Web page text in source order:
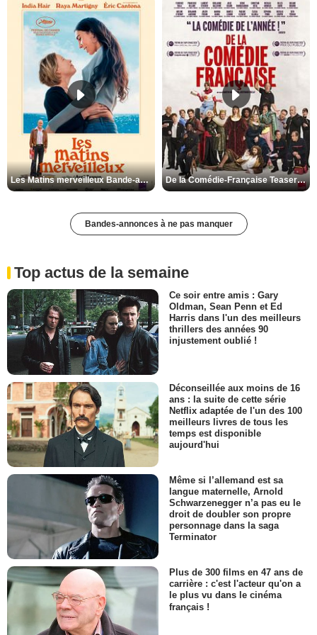
Les Matins merveilleux Bande-annonce VF De la Comédie-Française Teaser VF
Bandes-annonces à ne pas manquer
Top actus de la semaine
Ce soir entre amis : Gary
Oldman, Sean Penn et Ed
Harris dans l'un des meilleurs
thrillers des années 90
injustement oublié !
Déconseillée aux moins de 16
ans : la suite de cette série
Netflix adaptée de l'un des 100
meilleurs livres de tous les
temps est disponible
aujourd'hui
Même si l’allemand est sa
langue maternelle, Arnold
Schwarzenegger n’a pas eu le
droit de doubler son propre
personnage dans la saga
Terminator
Plus de 300 films en 47 ans de
carrière : c'est l'acteur qu'on a
le plus vu dans le cinéma
français !